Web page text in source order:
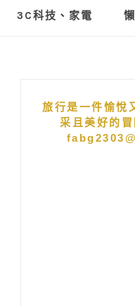
3C科技、家電
旅行是一件愉悅
采且美好的